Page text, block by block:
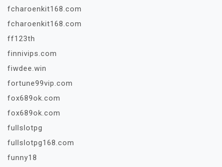
fcharoenkit168.com
fcharoenkit168.com
ff123th
finnivips.com
fiwdee.win
fortune99vip.com
fox689ok.com
fox689ok.com
fullslotpg
fullslotpg168.com
funny18